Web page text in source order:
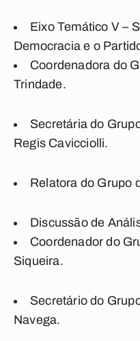
Eixo Temático V –
Democracia e o
Coordenadora do
Trindade.
Secretária do
Regis Cavicciolli.
Relatora do Grupo
Discussão de
Coordenador do
Siqueira.
Secretário do
Navega.